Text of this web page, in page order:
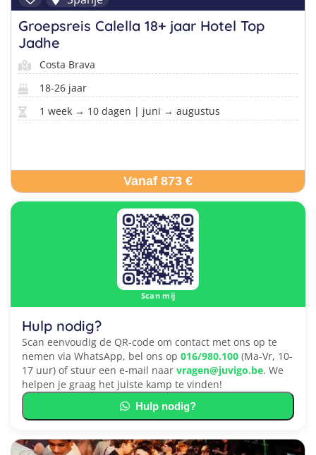
Groepsreis Calella 18+ jaar Hotel Top
Jadhe
Costa Brava
18-26 jaar
1 week → 10 dagen | juni → augustus
Vanaf 873 €
Scan mij
Hulp nodig?
Scan eenvoudig de QR-code om contact met ons op te
nemen via WhatsApp, bel ons op 016/980.100 (Ma-Vr, 10-
17 uur) of stuur een e-mail naar vragen@juvigo.be. We
helpen je graag het juiste kamp te vinden!
Hulp nodig?